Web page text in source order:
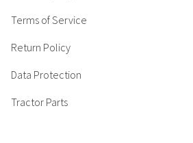
Terms of Service
Return Policy
Data Protection
Tractor Parts